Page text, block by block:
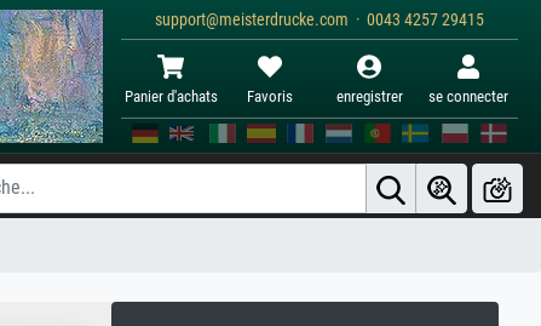
support@meisterdrucke.com · 0043 4257 29415
Panier d'achats Favoris enregistrer se connecter